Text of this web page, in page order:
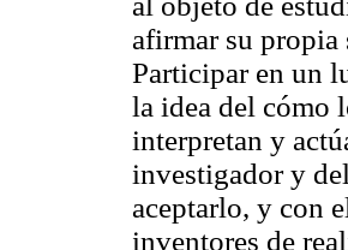
afirmar su
Participar en un
la idea del cómo
interpretan y
investigador y
aceptarlo, y con
inventores de